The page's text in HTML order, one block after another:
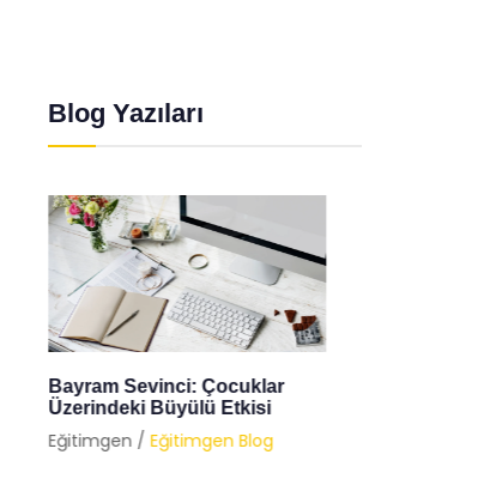
Blog Yazıları
Gizlilik Politikası
Eğitimgen /Eğitimgen Blog